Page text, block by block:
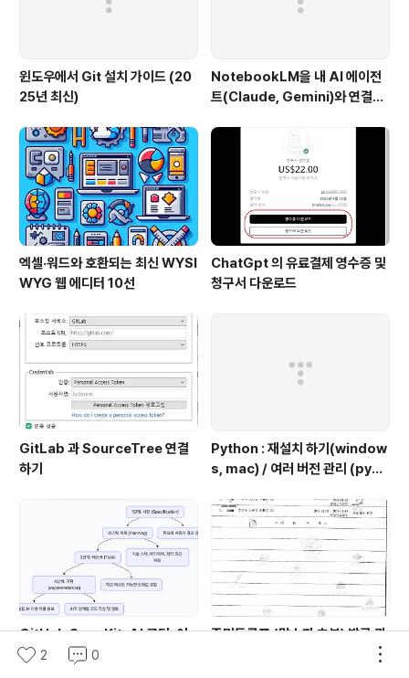
윈도우에서 Git 설치 가이드 (20
25년 최신)
NotebookLM을 내 AI 에이전
트(Claude, Gemini)와 연결하
엑셀·워드와 호환되는 최신 WYSI
WYG 웹 에디터 10선
ChatGpt 의 유료결제 영수증 및
청구서 다운로드
GitLab 과 SourceTree 연결
하기
Python : 재설치 하기(window
s, mac) / 여러 버전 관리 (pyen
GitHub SpecKit: AI 코딩, 이
제 대충 시키지 마세요! 100배 똑
주민등록표 (말소자 초본) 발급 관
2 0